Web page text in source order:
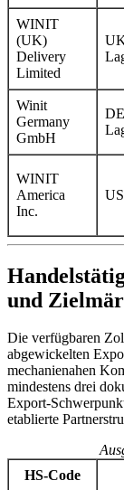
WINIT
(UK)
Delivery
Limited
Winit
Germany
GmbH
WINIT
America
Inc.
und
Die verfügbaren
abgewickelten
mechanienahen
mindestens drei
Export-
etablierte
HS-Code